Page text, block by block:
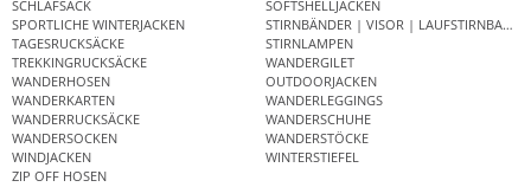
SCHLAFSACK
SOFTSHELLJACKEN
SPORTLICHE WINTERJACKEN
STIRNBÄNDER | VISOR | LAUFSTIRNBAND
TAGESRUCKSÄCKE
STIRNLAMPEN
TREKKINGRUCKSÄCKE
WANDERGILET
WANDERHOSEN
OUTDOORJACKEN
WANDERKARTEN
WANDERLEGGINGS
WANDERRUCKSÄCKE
WANDERSCHUHE
WANDERSOCKEN
WANDERSTÖCKE
WINDJACKEN
WINTERSTIEFEL
ZIP OFF HOSEN